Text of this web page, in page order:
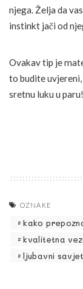
njega. Želja da
instinkt jači od
Ovakav tip je
to budite
sretnu luku u paru!
OZNAKE
kako
kvalitetna
ljubavni